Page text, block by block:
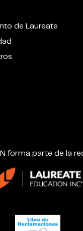
de Laureate
forma parte de la